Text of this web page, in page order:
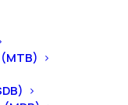
(MTB)
ramo e fiore). I
e sfrangiati. La
sottili.
L’epoca di